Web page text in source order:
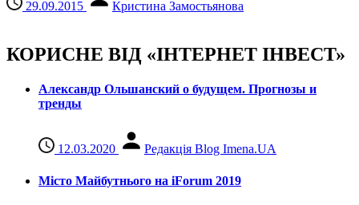
29.09.2015 Кристина Замостьянова
КОРИСНЕ ВІД «ІНТЕРНЕТ ІНВЕСТ»
Александр Ольшанский о будущем. Прогнозы и
тренды
12.03.2020 Редакція Blog Imena.UA
Місто Майбутнього на iForum 2019